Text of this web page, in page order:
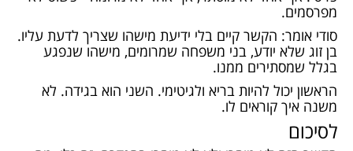
מפרסמים.
סודי אומר: הקשר קיים בלי ידיעת מישהו שצריך לדעת עליו.
בן זוג שלא יודע, בני משפחה שמרומים, מישהו שנפגע
בגלל שמסתירים ממנו.
הראשון יכול להיות בריא ולגיטימי. השני הוא בגידה. לא
משנה איך קוראים לו.
לסיכום